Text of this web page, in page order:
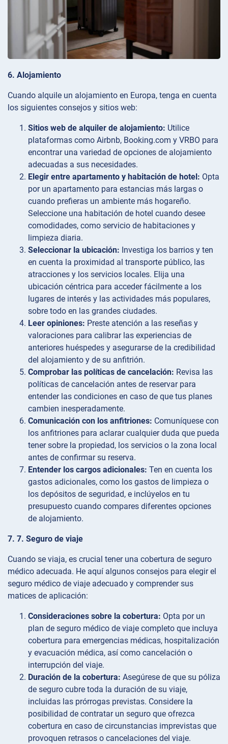
6. Alojamiento
Cuando alquile un alojamiento en Europa, tenga en cuenta
los siguientes consejos y sitios web:
Sitios web de alquiler de alojamiento: Utilice
plataformas como Airbnb, Booking.com y VRBO para
encontrar una variedad de opciones de alojamiento
adecuadas a sus necesidades.
Elegir entre apartamento y habitación de hotel: Opta
por un apartamento para estancias más largas o
cuando prefieras un ambiente más hogareño.
Seleccione una habitación de hotel cuando desee
comodidades, como servicio de habitaciones y
limpieza diaria.
Seleccionar la ubicación: Investiga los barrios y ten
en cuenta la proximidad al transporte público, las
atracciones y los servicios locales. Elija una
ubicación céntrica para acceder fácilmente a los
lugares de interés y las actividades más populares,
sobre todo en las grandes ciudades.
Leer opiniones: Preste atención a las reseñas y
valoraciones para calibrar las experiencias de
anteriores huéspedes y asegurarse de la credibilidad
del alojamiento y de su anfitrión.
Comprobar las políticas de cancelación: Revisa las
políticas de cancelación antes de reservar para
entender las condiciones en caso de que tus planes
cambien inesperadamente.
Comunicación con los anfitriones: Comuníquese con
los anfitriones para aclarar cualquier duda que pueda
tener sobre la propiedad, los servicios o la zona local
antes de confirmar su reserva.
Entender los cargos adicionales: Ten en cuenta los
gastos adicionales, como los gastos de limpieza o
los depósitos de seguridad, e inclúyelos en tu
presupuesto cuando compares diferentes opciones
de alojamiento.
7. 7. Seguro de viaje
Cuando se viaja, es crucial tener una cobertura de seguro
médico adecuada. He aquí algunos consejos para elegir el
seguro médico de viaje adecuado y comprender sus
matices de aplicación:
Consideraciones sobre la cobertura: Opta por un
plan de seguro médico de viaje completo que incluya
cobertura para emergencias médicas, hospitalización
y evacuación médica, así como cancelación o
interrupción del viaje.
Duración de la cobertura: Asegúrese de que su póliza
de seguro cubre toda la duración de su viaje,
incluidas las prórrogas previstas. Considere la
posibilidad de contratar un seguro que ofrezca
cobertura en caso de circunstancias imprevistas que
provoquen retrasos o cancelaciones del viaje.